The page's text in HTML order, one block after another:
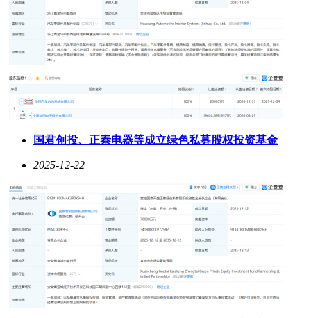
国君创投、正泰电器等成立绿色私募股权投资基金
2025-12-22